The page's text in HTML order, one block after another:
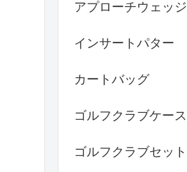
アプローチウェッジ
インサートパター
カートバッグ
ゴルフクラブケース
ゴルフクラブセット